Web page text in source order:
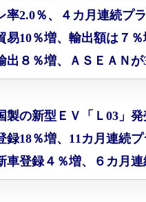
率2.0％、４カ月連続プ
易10％増、輸出額は７％
出８％増、ＡＳＥＡＮが
製の新型ＥＶ「Ｌ03」
録18％増、11カ月連続プ
車登録４％増、６カ月